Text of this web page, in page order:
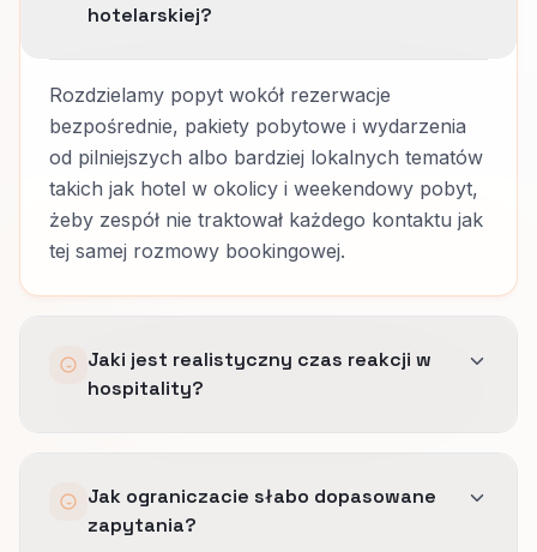
hotelarskiej?
Rozdzielamy popyt wokół rezerwacje
bezpośrednie, pakiety pobytowe i wydarzenia
od pilniejszych albo bardziej lokalnych tematów
takich jak hotel w okolicy i weekendowy pobyt,
żeby zespół nie traktował każdego kontaktu jak
tej samej rozmowy bookingowej.
Jaki jest realistyczny czas reakcji w
hospitality?
jeszcze ważniejsze jest właściwe przejęcie.
Jak ograniczacie słabo dopasowane
zapytania?